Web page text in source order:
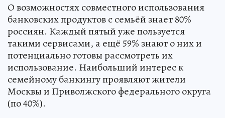
О возможностях совместного использования
банковских продуктов с семьёй знает 80%
россиян. Каждый пятый уже пользуется
такими сервисами, а ещё 59% знают о них и
потенциально готовы рассмотреть их
использование. Наибольший интерес к
семейному банкингу проявляют жители
Москвы и Приволжского федерального округа
(по 40%).